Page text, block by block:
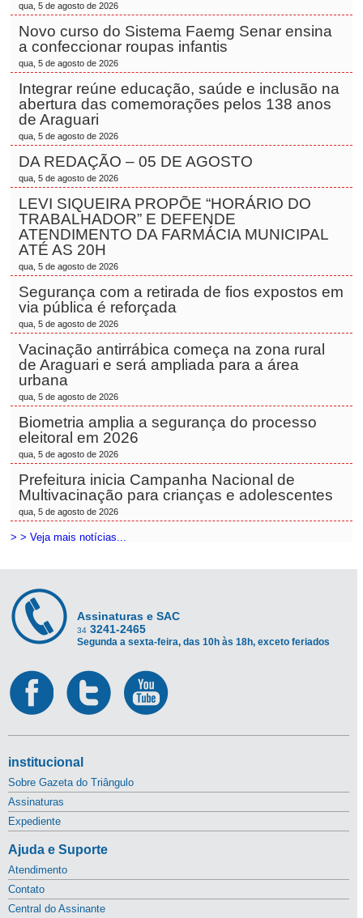
qua, 5 de agosto de 2026
Novo curso do Sistema Faemg Senar ensina
a confeccionar roupas infantis
qua, 5 de agosto de 2026
Integrar reúne educação, saúde e inclusão na
abertura das comemorações pelos 138 anos
de Araguari
qua, 5 de agosto de 2026
DA REDAÇÃO – 05 DE AGOSTO
qua, 5 de agosto de 2026
LEVI SIQUEIRA PROPÕE “HORÁRIO DO
TRABALHADOR” E DEFENDE
ATENDIMENTO DA FARMÁCIA MUNICIPAL
ATÉ AS 20H
qua, 5 de agosto de 2026
Segurança com a retirada de fios expostos em
via pública é reforçada
qua, 5 de agosto de 2026
Vacinação antirrábica começa na zona rural
de Araguari e será ampliada para a área
urbana
qua, 5 de agosto de 2026
Biometria amplia a segurança do processo
eleitoral em 2026
qua, 5 de agosto de 2026
Prefeitura inicia Campanha Nacional de
Multivacinação para crianças e adolescentes
qua, 5 de agosto de 2026
> > Veja mais notícias...
Assinaturas e SAC
34 3241-2465
Segunda a sexta-feira, das 10h às 18h, exceto feriados
institucional
Sobre Gazeta do Triângulo
Assinaturas
Expediente
Ajuda e Suporte
Atendimento
Contato
Central do Assinante